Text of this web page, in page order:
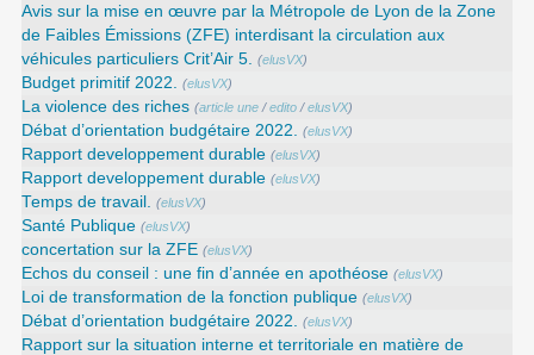
Avis sur la mise en œuvre par la Métropole de Lyon de la Zone
de Faibles Émissions (ZFE) interdisant la circulation aux
véhicules particuliers Crit’Air 5.
(elusVX)
Budget primitif 2022. (elusVX)
La violence des riches (article une /edito /elusVX)
Débat d’orientation budgétaire 2022. (elusVX)
Rapport developpement durable (elusVX)
Rapport developpement durable (elusVX)
Temps de travail. (elusVX)
Santé Publique (elusVX)
concertation sur la ZFE (elusVX)
Echos du conseil : une fin d’année en apothéose (elusVX)
Loi de transformation de la fonction publique (elusVX)
Débat d’orientation budgétaire 2022. (elusVX)
Rapport sur la situation interne et territoriale en matière de